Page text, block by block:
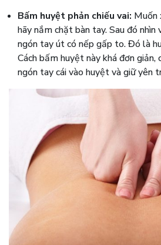
Bấm huyệt phản chiếu vai: Muốn
hãy nắm chặt bàn tay. Sau đó nhìn
ngón tay út có nếp gấp to. Đó là
Cách bấm huyệt này khá đơn giản,
ngón tay cái vào huyệt và giữ yên